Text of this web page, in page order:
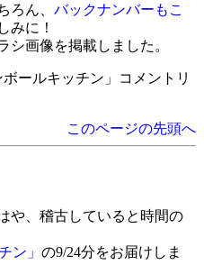
ろん、 バックナンバーもこ
みに！
画像を掲載しました。
ールキッチン」コメントリ
このページの先頭へ
や、稽古していると時間の
ン」 の9/24分をお届けしま